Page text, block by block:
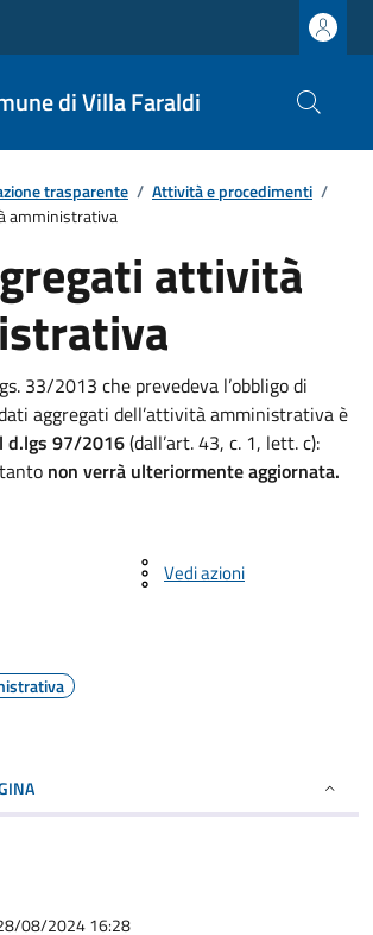
di Villa Faraldi
trasparente / Attività e procedimenti /
amministrativa
attività
33/2013 che prevedeva l’obbligo di
aggregati dell’attività amministrativa è
d.lgs 97/2016(dall’art. 43, c. 1, lett. c):
non verrà ulteriormente aggiornata.
Vedi azioni
08/2024 16:28